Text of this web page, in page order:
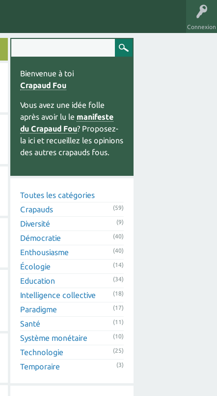
Connexion
Bienvenue à toi
Crapaud Fou
Vous avez une idée folle
après avoir lu le manifeste
du Crapaud Fou? Proposez-
la ici et recueillez les opinions
des autres crapauds fous.
Toutes les catégories
Crapauds
(59)
Diversité (9)
Démocratie (40)
Enthousiasme (40)
Écologie (14)
Education (34)
Intelligence collective (18)
Paradigme (17)
Santé (11)
Système monétaire (10)
Technologie (25)
Temporaire (3)